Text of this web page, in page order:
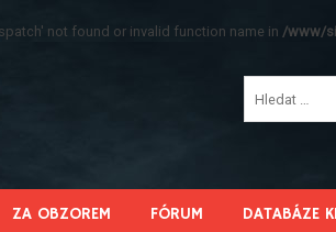
not found or invalid function name in /www/
ZA OBZOREM FÓRUM DATABÁZE